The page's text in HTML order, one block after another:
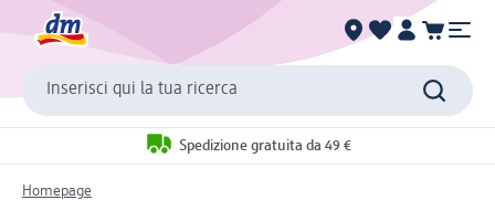
Inserisci qui la tua ricerca
Spedizione gratuita da 49 €
Homepage